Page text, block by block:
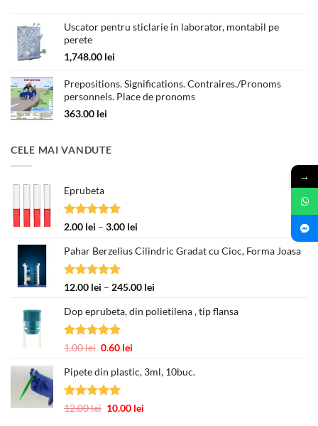
180.00 lei
Uscator pentru sticlarie in laborator, montabil pe
perete
1,748.00 lei
Prepositions. Significations. Contraires./Pronoms
personnels. Place de pronoms
363.00 lei
CELE MAI VANDUTE
Eprubeta
Evaluat la
2.00 lei – 3.00 lei
prețuri:
la
3.00 lei
Pahar Berzelius Cilindric Gradat cu Cioc, Forma Joasa
Evaluat la
12.00 lei – 245.00 lei
prețuri:
245.00 lei
Dop eprubeta, din polietilena , tip flansa
Evaluat la
1.00lei Prețul
a
fost:
0.60 lei
este:
Pipete din plastic, 3ml, 10buc.
Evaluat la
12.00lei Prețul
10.00 lei
→